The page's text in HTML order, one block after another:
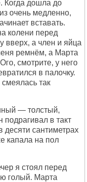
Когда дошла до
очень медленно,
вставать.
колени перед
вверх, а член и яйца
ремнём, а Марта
смотрите, у него
в палочку.
так
— толстый,
в такт
десяти сантиметрах
капала на пол
я стоял перед
голый. Марта